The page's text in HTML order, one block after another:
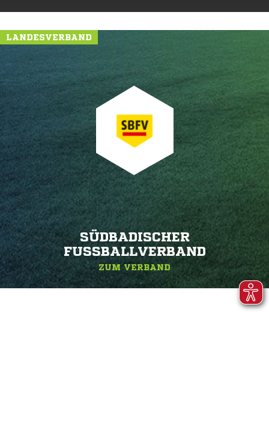
LANDESVERBAND
SÜDBADISCHER
FUSSBALLVERBAND
ZUM VERBAND